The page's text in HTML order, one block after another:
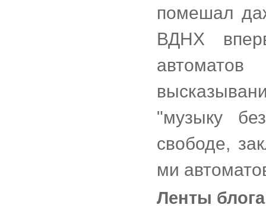
помешал
ВДНХ
"музыку
свободе,
ми
Ленты